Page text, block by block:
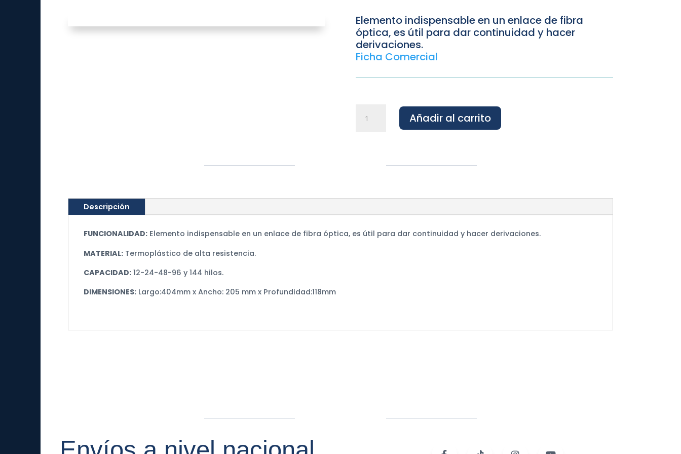
Elemento indispensable en un enlace de fibra
óptica, es útil para dar continuidad y hacer
derivaciones.
Ficha Comercial
Añadir al carrito
Descripción
FUNCIONALIDAD: Elemento indispensable en un enlace de fibra óptica, es útil para dar continuidad y hacer derivaciones.
MATERIAL: Termoplástico de alta resistencia.
CAPACIDAD: 12-24-48-96 y 144 hilos.
DIMENSIONES: Largo:404mm x Ancho: 205 mm x Profundidad:118mm